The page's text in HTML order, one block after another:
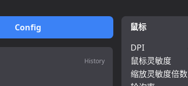
Config
History
鼠标
DPI
鼠标灵敏度
缩放灵敏度倍数